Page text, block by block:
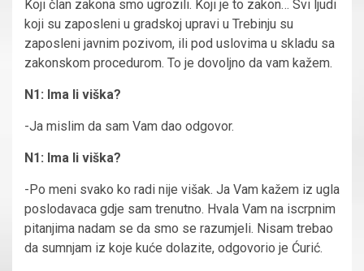
Koji član zakona smo ugrozili. Koji je to zakon… Svi ljudi
koji su zaposleni u gradskoj upravi u Trebinju su
zaposleni javnim pozivom, ili pod uslovima u skladu sa
zakonskom procedurom. To je dovoljno da vam kažem.
N1: Ima li viška?
-Ja mislim da sam Vam dao odgovor.
N1: Ima li viška?
-Po meni svako ko radi nije višak. Ja Vam kažem iz ugla
poslodavaca gdje sam trenutno. Hvala Vam na iscrpnim
pitanjima nadam se da smo se razumjeli. Nisam trebao
da sumnjam iz koje kuće dolazite, odgovorio je Ćurić.